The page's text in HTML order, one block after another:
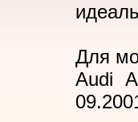
Для
Audi